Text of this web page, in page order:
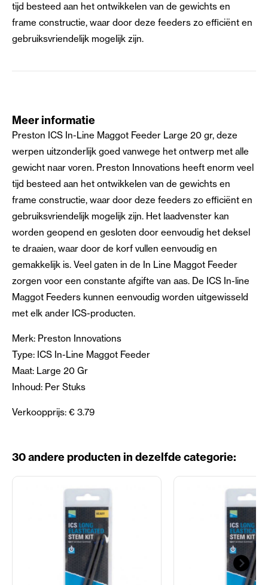
tijd besteed aan het ontwikkelen van de gewichts en
frame constructie, waar door deze feeders zo efficiënt en
gebruiksvriendelijk mogelijk zijn.
Meer informatie
Preston ICS In-Line Maggot Feeder Large 20 gr, deze
werpen uitzonderlijk goed vanwege het ontwerp met alle
gewicht naar voren. Preston Innovations heeft enorm veel
tijd besteed aan het ontwikkelen van de gewichts en
frame constructie, waar door deze feeders zo efficiënt en
gebruiksvriendelijk mogelijk zijn. Het laadvenster kan
worden geopend en gesloten door eenvoudig het deksel
te draaien, waar door de korf vullen eenvoudig en
gemakkelijk is. Veel gaten in de In Line Maggot Feeder
zorgen voor een constante afgifte van aas. De ICS In-line
Maggot Feeders kunnen eenvoudig worden uitgewisseld
met elk ander ICS-producten.
Merk: Preston Innovations
Type: ICS In-Line Maggot Feeder
Maat: Large 20 Gr
Inhoud: Per Stuks
Verkoopprijs: € 3.79
30 andere producten in dezelfde categorie: